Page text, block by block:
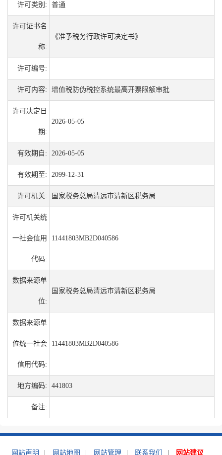
许可类别: 普通
许可证书名
称:
《准予税务行政许可决定书》
许可编号:
许可内容: 增值税防伪税控系统最高开票限额审批
许可决定日
期:
2026-05-05
有效期自: 2026-05-05
有效期至: 2099-12-31
许可机关: 国家税务总局清远市清新区税务局
许可机关统
一社会信用
代码:
11441803MB2D040586
数据来源单
位:
国家税务总局清远市清新区税务局
数据来源单
位统一社会
信用代码:
11441803MB2D040586
地方编码: 441803
备注:
网站声明 网站地图 网站管理 联系我们 网站建议